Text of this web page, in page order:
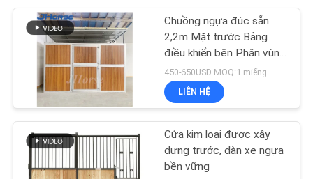
Chuồng ngựa đúc sẵn
2,2m Mặt trước Bảng
điều khiển bên Phân vùng
Dải phân cách 10ft 12ft
450-650USD MOQ:1 miếng
LIÊN HỆ
Cửa kim loại được xây
dựng trước, dàn xe ngựa
bền vững